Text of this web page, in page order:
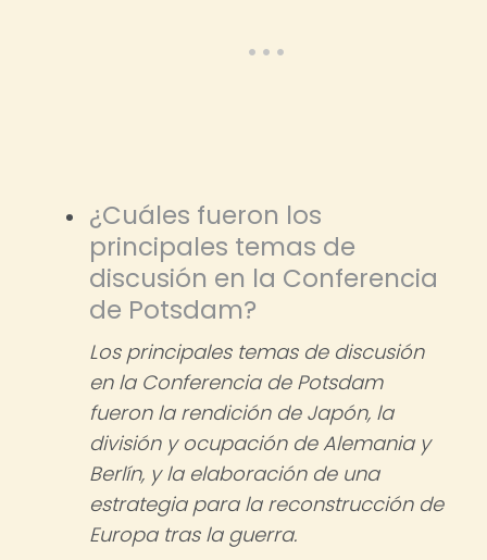
¿Cuáles fueron los
principales temas de
discusión en la Conferencia
de Potsdam?
Los principales temas de discusión
en la Conferencia de Potsdam
fueron la rendición de Japón, la
división y ocupación de Alemania y
Berlín, y la elaboración de una
estrategia para la reconstrucción de
Europa tras la guerra.